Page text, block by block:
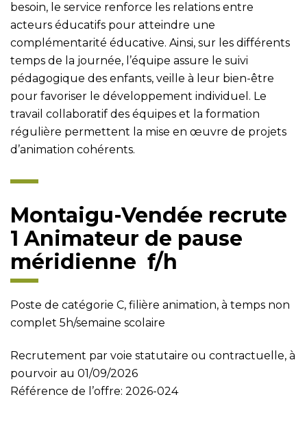
besoin, le service renforce les relations entre
acteurs éducatifs pour atteindre une
complémentarité éducative. Ainsi, sur les différents
temps de la journée, l’équipe assure le suivi
pédagogique des enfants, veille à leur bien-être
pour favoriser le développement individuel. Le
travail collaboratif des équipes et la formation
régulière permettent la mise en œuvre de projets
d’animation cohérents.
Montaigu-Vendée recrute
1 Animateur de pause
méridienne f/h
Poste de catégorie C, filière animation, à temps non
complet 5h/semaine scolaire
Recrutement par voie statutaire ou contractuelle, à
pourvoir au 01/09/2026
Référence de l’offre: 2026-024